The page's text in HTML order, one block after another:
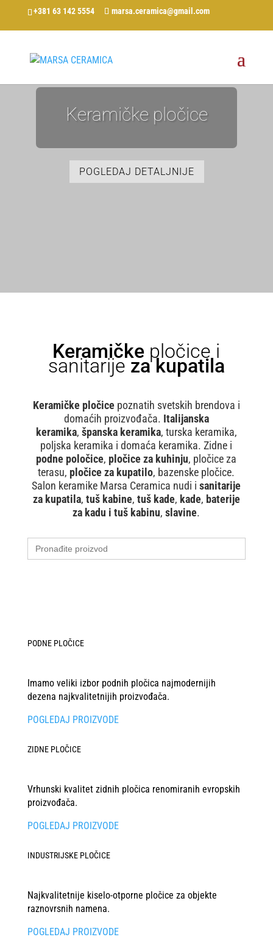
+381 63 142 5554 marsa.ceramica@gmail.com
Keramičke pločice
POGLEDAJ DETALJNIJE
Keramičke pločice i
sanitarijeza kupatila
Keramičke pločice poznatih svetskih brendova i
domaćih proizvođača. Italijanska
keramika, španska keramika, turska keramika,
poljska keramika i domaća keramika. Zidne i
podne poločice, pločice za kuhinju, pločice za
terasu, pločice za kupatilo, bazenske pločice.
Salon keramike Marsa Ceramica nudi isanitarije
za kupatila, tuš kabine, tuš kade, kade, baterije
za kadu i tuš kabinu,slavine.
Search
for:
PODNE PLOČICE
Imamo veliki izbor podnih pločica najmodernijih
dezena najkvalitetnijih proizvođača.
POGLEDAJ PROIZVODE
ZIDNE PLOČICE
Vrhunski kvalitet zidnih pločica renomiranih evropskih
proizvođača.
POGLEDAJ PROIZVODE
INDUSTRIJSKE PLOČICE
Najkvalitetnije kiselo-otporne pločice za objekte
raznovrsnih namena.
POGLEDAJ PROIZVODE